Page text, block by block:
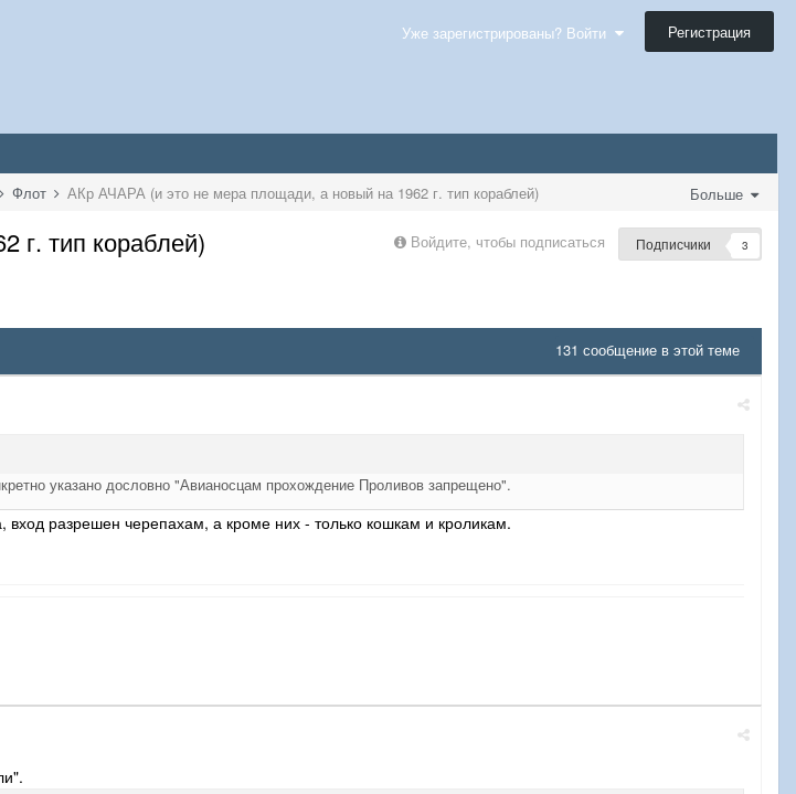
Уже зарегистрированы? Войти Регистрация
Больше
Флот АКр АЧАРА (и это не мера площади, а новый на 1962 г. тип кораблей)
Войдите, чтобы подписаться Подписчики 3
г. тип кораблей)
131 сообщение в этой теме
указано дословно "Авианосцам прохождение Проливов запрещено".
вход разрешен черепахам, а кроме них - только кошкам и кроликам.